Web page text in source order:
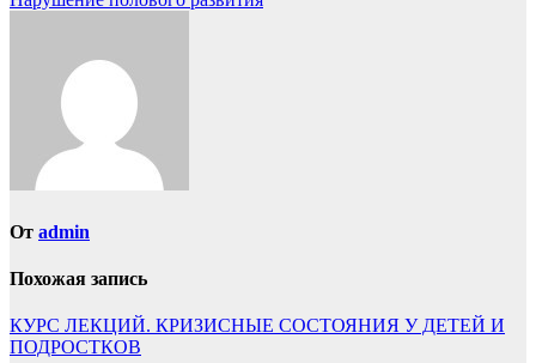
по
От admin
Похожая запись
КУРС ЛЕКЦИЙ. КРИЗИСНЫЕ СОСТОЯНИЯ У ДЕТЕЙ И
ПОДРОСТКОВ